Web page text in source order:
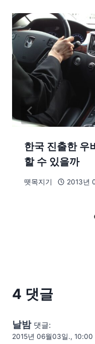
한국 진출한 우
할 수 있을까
뗏목지기 2013년
4 댓글
날밤 댓글:
2015년 06월03일., 10:00